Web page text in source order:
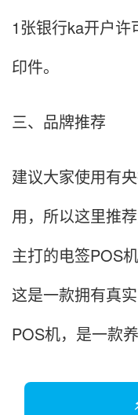
1张银行ka开户
印件。
三、品牌推荐
建议大家使用有
用，所以这里推
主打的电签POS
这是一款拥有真
POS机，是一款